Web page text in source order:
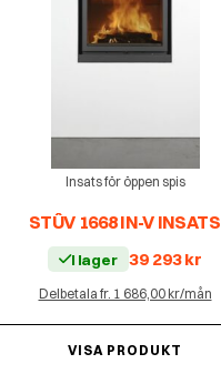
Insats för öppen spis
STÛV 1668 IN-V INSATS
I lager 39 293kr
Delbetala fr. 1 686,00 kr/mån
VISA PRODUKT